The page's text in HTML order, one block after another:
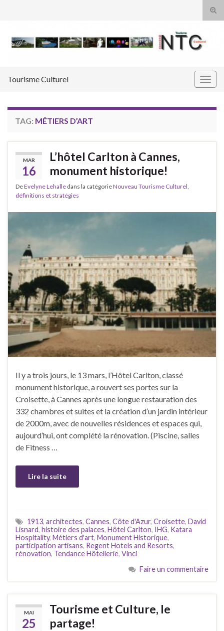
Tourisme Culturel
TAG: MÉTIERS D’ART
MAR
16
L’hôtel Carlton à Cannes,
monument historique!
DeEvelyne Lehalle dans la catégorieNouveau Tourisme Culturel,
définitions et stratégies
Il y a trois jours, le 13 mars, l’Hôtel Carlton, classé
monument historique, a rouvert ses portes sur la
Croisette, à Cannes après une longue restauration des
332 chambres et suites et la création d’un jardin intérieur
de 2000m, avec de nouvelles résidences et espaces qui,
aujourd’hui, ont complété la rénovation. (Piscine, salles
de Fitness …
Lire la suite
1913, architectes, Cannes, Côte d'Azur, Croisette, David
Lisnard, histoire des palaces, Hôtel Carlton, IHG, Katara
Hospitality, Métiers d'art, Monument Historique,
participation artisans, Regent Hotels and Resorts,
rénovation, Tendance Hôtellerie, Vinci
Faire un commentaire
MAI
25
Tourisme et Culture, le
partage!